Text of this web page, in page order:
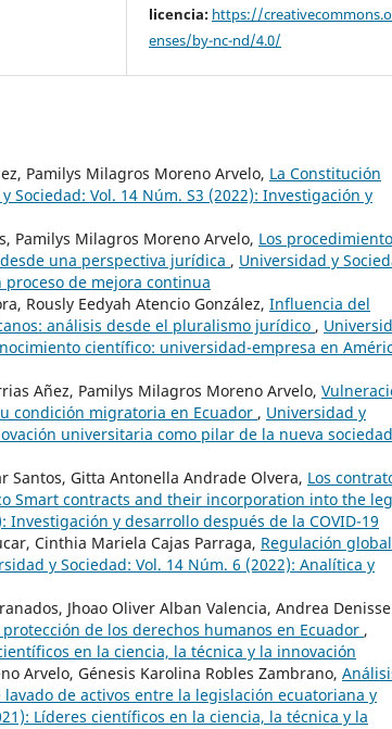
licencia: https://
enses/by-nc-nd/4.0/
Pamilys Milagros Moreno Arvelo, La Constitución
Sociedad: Vol. 14 Núm. S3 (2022): Investigación y
Pamilys Milagros Moreno Arvelo, Los
una perspectiva jurídica , Universidad y
proceso de mejora continua
Rously Eedyah Atencio González, Influencia del
análisis desde el pluralismo jurídico ,
científico: universidad-empresa en
Añez, Pamilys Milagros Moreno Arvelo,
condición migratoria en Ecuador , Universidad y
universitaria como pilar de la nueva
Santos, Gitta Antonella Andrade Olvera, Los
Smart contracts and their incorporation into the
Investigación y desarrollo después de la COVID-19
Cinthia Mariela Cajas Parraga, Regulación global
y Sociedad: Vol. 14 Núm. 6 (2022): Analítica y
Jhoao Oliver Alban Valencia, Andrea Denisse
de los derechos humanos en Ecuador ,
en la ciencia, la técnica y la innovación
Arvelo, Génesis Karolina Robles Zambrano,
de activos entre la legislación ecuatoriana y
Líderes científicos en la ciencia, la técnica y la